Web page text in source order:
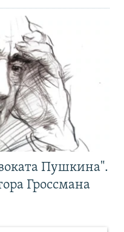
Пушкина".
Гроссмана